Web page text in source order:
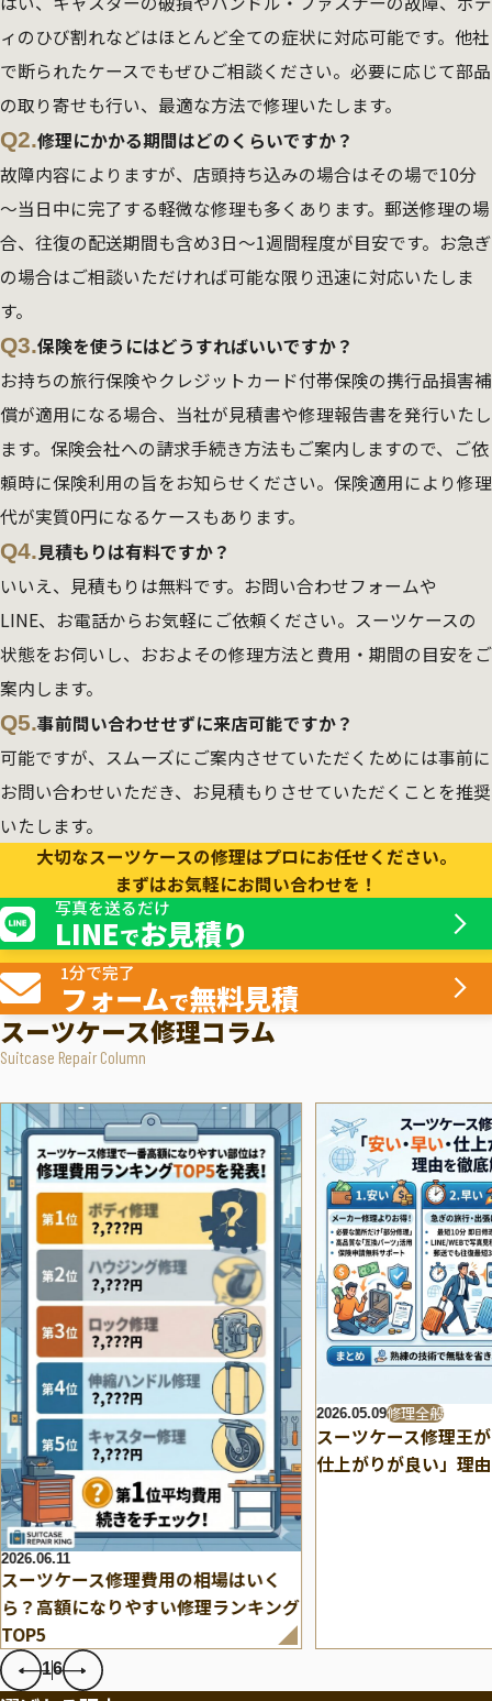
ィのひび割れなどはほとんど全ての症状に対応可能です。他社
で断られたケースでもぜひご相談ください。必要に応じて部品
の取り寄せも行い、最適な方法で修理いたします。
Q2.修理にかかる期間はどのくらいですか？
故障内容によりますが、店頭持ち込みの場合はその場で10分
～当日中に完了する軽微な修理も多くあります。郵送修理の場
合、往復の配送期間も含め3日～1週間程度が目安です。お急ぎ
の場合はご相談いただければ可能な限り迅速に対応いたしま
す。
Q3.保険を使うにはどうすればいいですか？
お持ちの旅行保険やクレジットカード付帯保険の携行品損害補
償が適用になる場合、当社が見積書や修理報告書を発行いたし
ます。保険会社への請求手続き方法もご案内しますので、ご依
頼時に保険利用の旨をお知らせください。保険適用により修理
代が実質0円になるケースもあります。
Q4.見積もりは有料ですか？
いいえ、見積もりは無料です。お問い合わせフォームや
LINE、お電話からお気軽にご依頼ください。スーツケースの
状態をお伺いし、おおよその修理方法と費用・期間の目安をご
案内します。
Q5.事前問い合わせせずに来店可能ですか？
可能ですが、スムーズにご案内させていただくためには事前に
お問い合わせいただき、お見積もりさせていただくことを推奨
いたします。
大切なスーツケースの修理はプロにお任せください。
まずはお気軽にお問い合わせを！
写真を送るだけ
LINEでお見積り
1分で完了
フォームで無料見積
スーツケース修理コラム
Suitcase Repair Column
2026.06.11
スーツケース修理費用の相場はいく
ら？高額になりやすい修理ランキング
TOP5
2026.05.09修理全般
スーツケース修理王
仕上がりが良い」理
16